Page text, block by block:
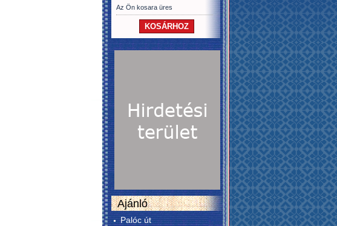
Az Ön kosara üres
KOSÁRHOZ
Ajánló
Palóc út